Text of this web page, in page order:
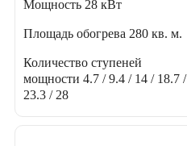
Мощность 28 кВт
Площадь обогрева 280 кв. м.
Количество ступеней
мощности 4.7 / 9.4 / 14 / 18.7 /
23.3 / 28